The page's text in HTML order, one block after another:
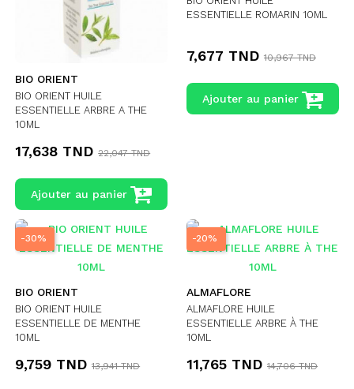
BIO ORIENT
BIO ORIENT HUILE
ESSENTIELLE ARBRE A THE
10ML
17,638 TND 22,047 TND
Ajouter au panier
ESSENTIELLE ROMARIN 10ML
7,677 TND 10,967 TND
Ajouter au panier
-30%
BIO ORIENT
BIO ORIENT HUILE
ESSENTIELLE DE MENTHE
10ML
9,759 TND 13,941 TND
-20%
ALMAFLORE
ALMAFLORE HUILE
ESSENTIELLE ARBRE À THE
10ML
11,765 TND 14,706 TND